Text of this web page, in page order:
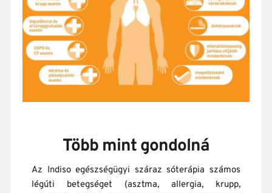
Több mint gondolná
Az Indiso egészségügyi száraz sóterápia számos
légúti betegséget (asztma, allergia, krupp,